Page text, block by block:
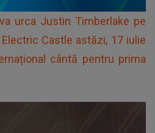
urca Justin Timberlake pe
Castle astăzi, 17 iulie
cântă pentru prima